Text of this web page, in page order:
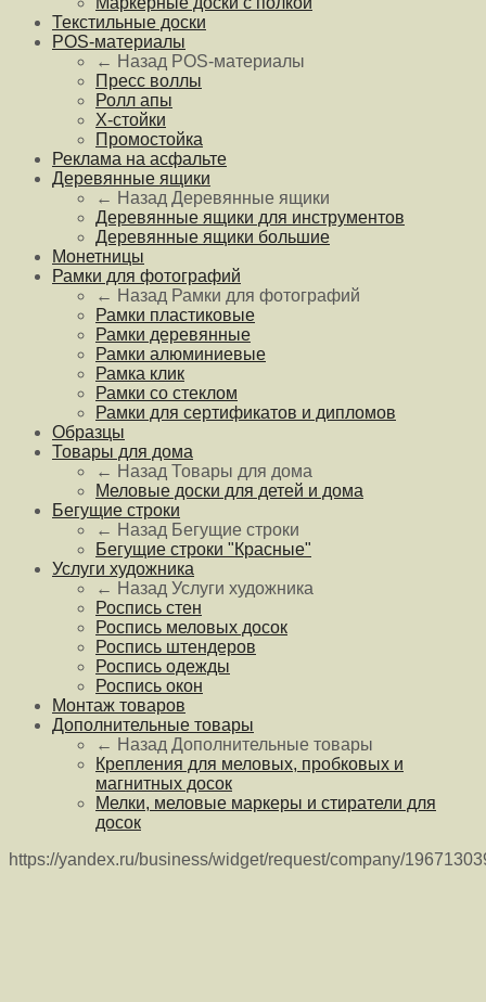
Текстильные доски
POS-материалы
← Назад POS-материалы
Пресс воллы
Ролл апы
Х-стойки
Промостойка
Реклама на асфальте
Деревянные ящики
← Назад Деревянные ящики
Деревянные ящики для инструментов
Деревянные ящики большие
Монетницы
Рамки для фотографий
← Назад Рамки для фотографий
Рамки пластиковые
Рамки деревянные
Рамки алюминиевые
Рамка клик
Рамки со стеклом
Рамки для сертификатов и дипломов
Образцы
Товары для дома
← Назад Товары для дома
Меловые доски для детей и дома
Бегущие строки
← Назад Бегущие строки
Бегущие строки "Красные"
Услуги художника
← Назад Услуги художника
Роспись стен
Роспись меловых досок
Роспись штендеров
Роспись одежды
Роспись окон
Монтаж товаров
Дополнительные товары
← Назад Дополнительные товары
Крепления для меловых, пробковых и
магнитных досок
Мелки, меловые маркеры и стиратели для
досок
https://yandex.ru/business/widget/request/company/